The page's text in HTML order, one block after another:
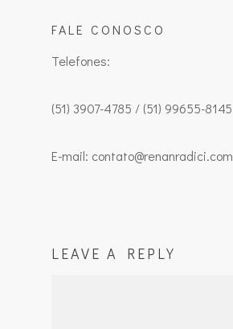
FALE CONOSCO
Telefones:
(51) 3907-4785 / (51) 99655-8145
E-mail: contato@renanradici.com
LEAVE A REPLY